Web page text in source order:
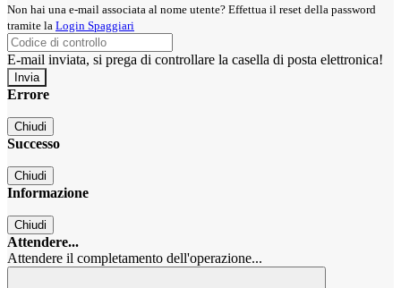
Non hai una e-mail associata al nome utente? Effettua il reset della password
tramite la Login Spaggiari
E-mail inviata, si prega di controllare la casella di posta elettronica!
Errore
Chiudi
Successo
Chiudi
Informazione
Chiudi
Attendere...
Attendere il completamento dell'operazione...